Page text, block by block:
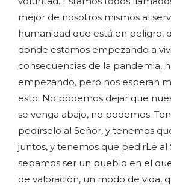
mejor de nosotros mismos al
humanidad que está en peligro,
donde estamos empezando a
consecuencias de la pandemia,
empezando, pero nos esperan
esto. No podemos dejar que
se venga abajo, no podemos.
pedírselo al Señor, y tenemos
juntos, y tenemos que pedirLe al
sepamos ser un pueblo en el
de valoración, un modo de vida,